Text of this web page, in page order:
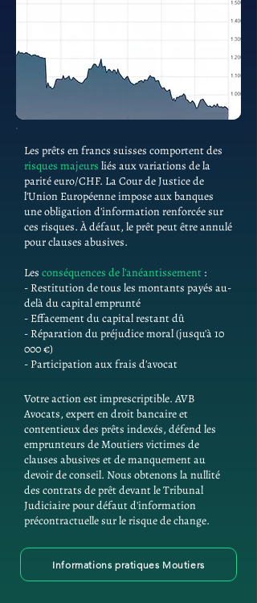
Les prêts en francs suisses comportent des
risques majeurs liés aux variations de la
parité euro/CHF. La Cour de Justice de
l'Union Européenne impose aux banques
une obligation d'information renforcée sur
ces risques. À défaut, le prêt peut être annulé
pour clauses abusives.
Les conséquences de l'anéantissement :
- Restitution de tous les montants payés au-
delà du capital emprunté
- Effacement du capital restant dû
- Réparation du préjudice moral (jusqu'à 10
000 €)
- Participation aux frais d'avocat
Votre action est imprescriptible. AVB
Avocats, expert en droit bancaire et
contentieux des prêts indexés, défend les
emprunteurs de Moutiers victimes de
clauses abusives et de manquement au
devoir de conseil. Nous obtenons la nullité
des contrats de prêt devant le Tribunal
Judiciaire pour défaut d'information
précontractuelle sur le risque de change.
Informations pratiques Moutiers